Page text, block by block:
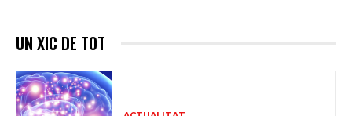
UN XIC DE TOT